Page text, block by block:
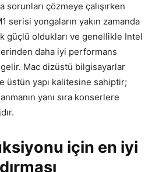
sorunları çözmeye çalışırken
serisi yongaların yakın zamanda
güçlü oldukları ve genellikle Intel
daha iyi performans
Mac dizüstü bilgisayarlar
üstün yapı kalitesine sahiptir;
yanı sıra konserlere
için en iyi